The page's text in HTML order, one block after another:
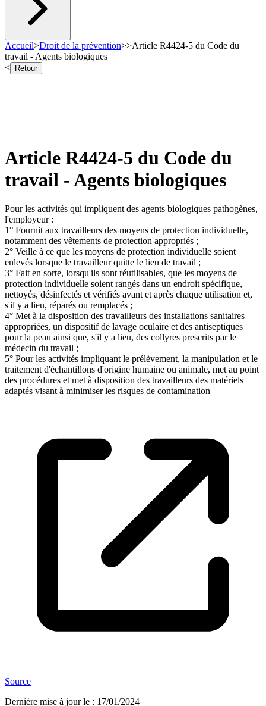
Accueil>Droit de la prévention>>Article R4424-5 du Code du
travail - Agents biologiques
<
Retour
Article R4424-5 du Code du
travail - Agents biologiques
Pour les activités qui impliquent des agents biologiques pathogènes,
l'employeur :
1° Fournit aux travailleurs des moyens de protection individuelle,
notamment des vêtements de protection appropriés ;
2° Veille à ce que les moyens de protection individuelle soient
enlevés lorsque le travailleur quitte le lieu de travail ;
3° Fait en sorte, lorsqu'ils sont réutilisables, que les moyens de
protection individuelle soient rangés dans un endroit spécifique,
nettoyés, désinfectés et vérifiés avant et après chaque utilisation et,
s'il y a lieu, réparés ou remplacés ;
4° Met à la disposition des travailleurs des installations sanitaires
appropriées, un dispositif de lavage oculaire et des antiseptiques
pour la peau ainsi que, s'il y a lieu, des collyres prescrits par le
médecin du travail ;
5° Pour les activités impliquant le prélèvement, la manipulation et le
traitement d'échantillons d'origine humaine ou animale, met au point
des procédures et met à disposition des travailleurs des matériels
adaptés visant à minimiser les risques de contamination
Source
Dernière mise à jour le : 17/01/2024